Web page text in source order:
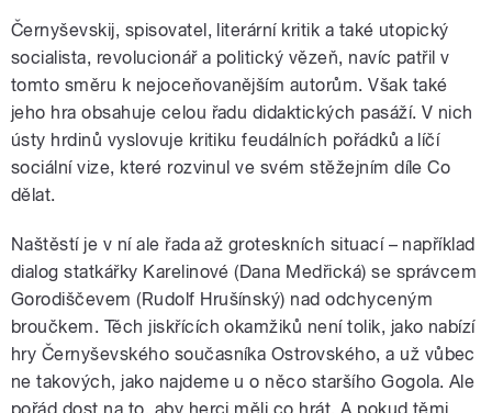
Černyševskij, spisovatel, literární kritik a také utopický
socialista, revolucionář a politický vězeň, navíc patřil v
tomto směru k nejoceňovanějším autorům. Však také
jeho hra obsahuje celou řadu didaktických pasáží. V nich
ústy hrdinů vyslovuje kritiku feudálních pořádků a líčí
sociální vize, které rozvinul ve svém stěžejním díle Co
dělat.
Naštěstí je v ní ale řada až groteskních situací – například
dialog statkářky Karelinové (Dana Medřická) se správcem
Gorodiščevem (Rudolf Hrušínský) nad odchyceným
broučkem. Těch jiskřících okamžiků není tolik, jako nabízí
hry Černyševského současníka Ostrovského, a už vůbec
ne takových, jako najdeme u o něco staršího Gogola. Ale
pořád dost na to, aby herci měli co hrát. A pokud těmi